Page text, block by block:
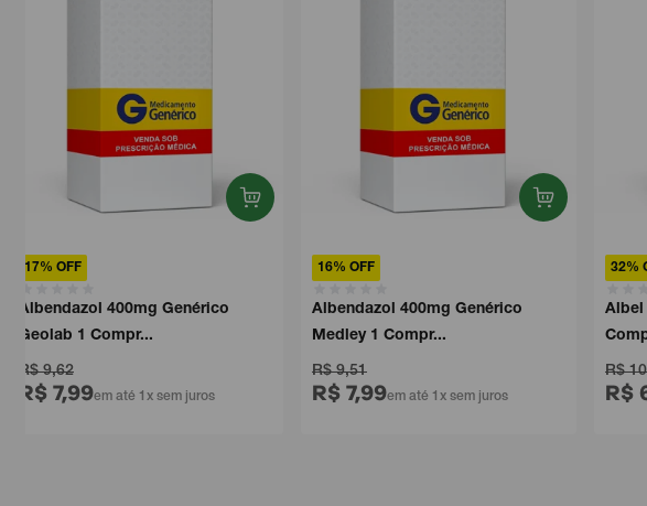
17% OFF
Albendazol 400mg Genérico
Geolab 1 Compr...
R$ 9,62
R$ 7,99em até 1x sem juros
16% OFF
Albendazol 400mg Genérico
Medley 1 Compr...
R$ 9,51
R$ 7,99em até 1x sem juros
32%
Albel
R$
R$